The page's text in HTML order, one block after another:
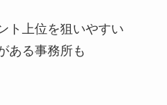
ト上位を狙いやすい
ある事務所も